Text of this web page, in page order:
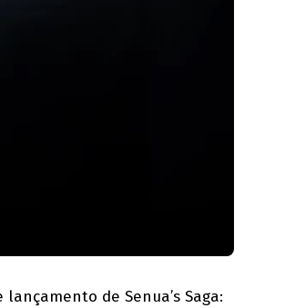
de Senua’s Saga: